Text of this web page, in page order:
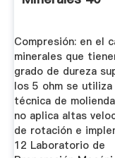
Compresión: en el
minerales que
grado de dureza
los 5 ohm se
técnica de
no aplica altas
de rotación e
12 Laboratorio de